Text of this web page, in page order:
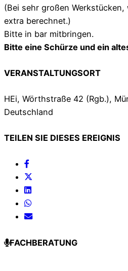
(Bei sehr großen
extra berechnet.)
Bitte in bar mitbringen.
Bitte eine Schürze und ein
VERANSTALTUNGSORT
HEi, Wörthstraße 42 (Rgb.),
Deutschland
TEILEN SIE DIESES EREIGNIS
FACHBERATUNG